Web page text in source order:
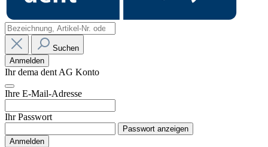
Suchen
Anmelden
Ihr dema dent AG Konto
Ihre E-Mail-Adresse
Ihr Passwort
Passwort anzeigen
Anmelden